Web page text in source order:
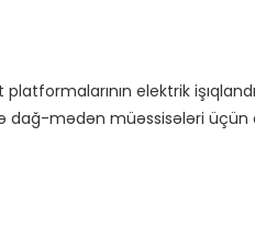
elektrik